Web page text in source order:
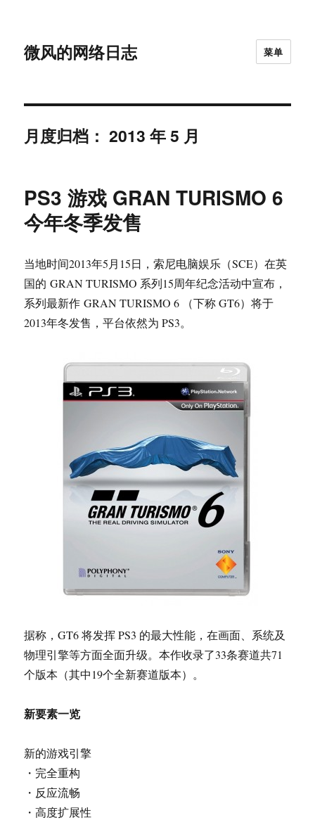
微风的网络日志 菜单
月度归档：2013 年 5 月
PS3 游戏 GRAN TURISMO 6
今年冬季发售
当地时间2013年5月15日，索尼电脑娱乐（SCE）在英
国的 GRAN TURISMO 系列15周年纪念活动中宣布，
系列最新作 GRAN TURISMO 6 （下称 GT6）将于
2013年冬发售，平台依然为 PS3。
据称，GT6 将发挥 PS3 的最大性能，在画面、系统及
物理引擎等方面全面升级。本作收录了33条赛道共71
个版本（其中19个全新赛道版本）。
新要素一览
新的游戏引擎
・完全重构
・反应流畅
・高度扩展性